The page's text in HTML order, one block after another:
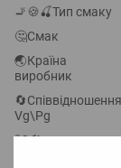
🚬🍪🍒Тип смаку
🤔Смак
🌏Країна
виробник
🔄Співвідношення
Vg\Pg
🧪Об`єм